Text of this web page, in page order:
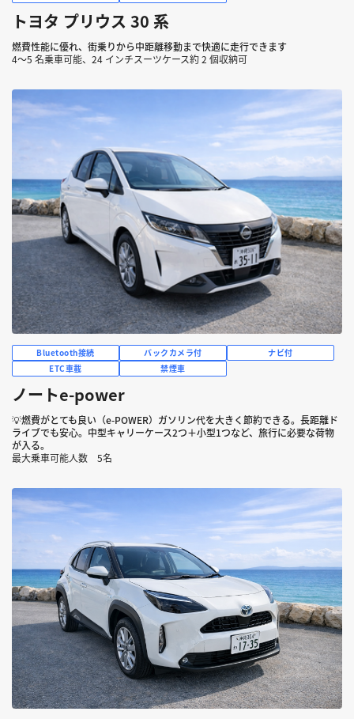
トヨタ プリウス 30 系
燃費性能に優れ、街乗りから中距離移動まで快適に走行できます
4～5 名乗車可能、24 インチスーツケース約 2 個収納可
Bluetooth接続 バックカメラ付
ナビ付
ETC車載
禁煙車
ノートe-power
💡燃費がとても良い（e-POWER）ガソリン代を大きく節約できる。長距離ド
ライブでも安心。中型キャリーケース2つ＋小型1つなど、旅行に必要な荷物
が入る。
最大乗車可能人数 5名